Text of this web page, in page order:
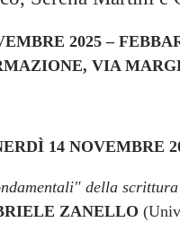
2025 –
VIA
14 NOVEMBRE
della
ZANELLO